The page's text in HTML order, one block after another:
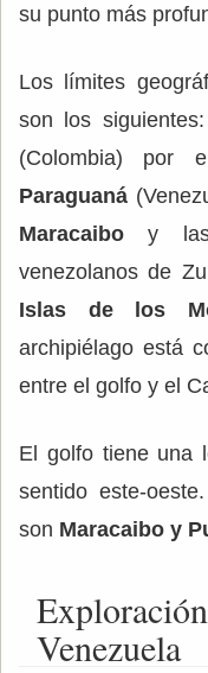
su punto más
Los límites
son los
(Colombia) por
Paraguaná
Maracaibo y las
venezolanos de
Islas de los
archipiélago está
entre el golfo y el
El golfo tiene una
sentido este-
son Maracaibo y
Venezuela